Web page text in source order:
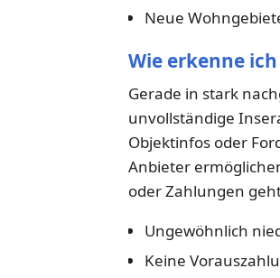
Neue
Wie erkenne
Gerade in stark
unvollständige
Objektinfos oder
Anbieter
oder Zahlungen
Ungewöhnlich
Keine